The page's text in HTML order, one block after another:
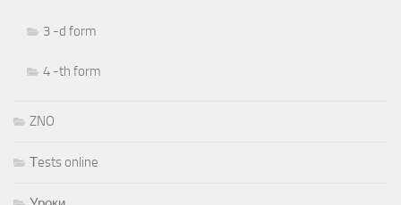
3 -d form
4 -th form
ZNO
Тests online